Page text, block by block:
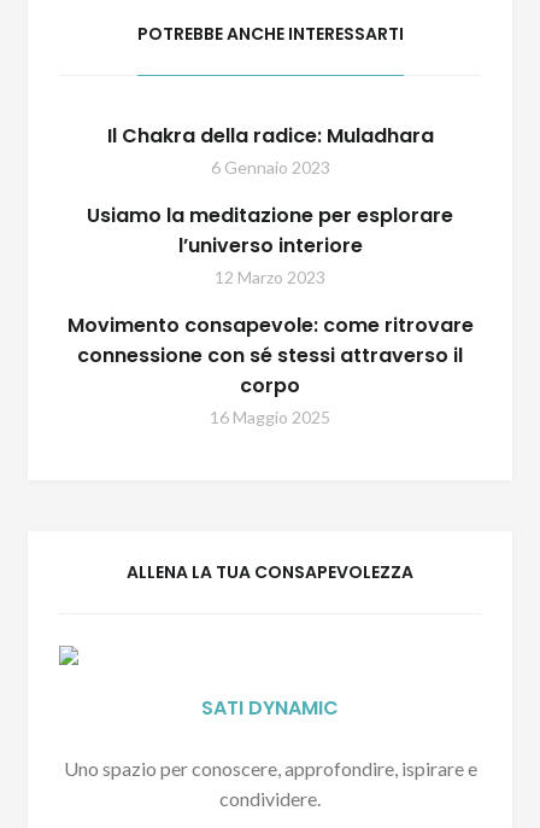
POTREBBE ANCHE INTERESSARTI
Il Chakra della radice: Muladhara
6 Gennaio 2023
Usiamo la meditazione per esplorare
l’universo interiore
12 Marzo 2023
Movimento consapevole: come ritrovare
connessione con sé stessi attraverso il
corpo
16 Maggio 2025
ALLENA LA TUA CONSAPEVOLEZZA
SATI DYNAMIC
Uno spazio per conoscere, approfondire, ispirare e
condividere.